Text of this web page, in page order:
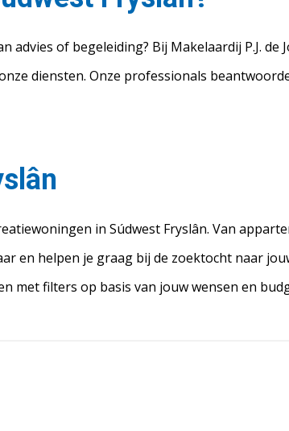
of begeleiding? Bij Makelaardij P.J. de
diensten. Onze professionals
in Súdwest Fryslân. Van
en helpen je graag bij de zoektocht naar
met filters op basis van jouw wensen en